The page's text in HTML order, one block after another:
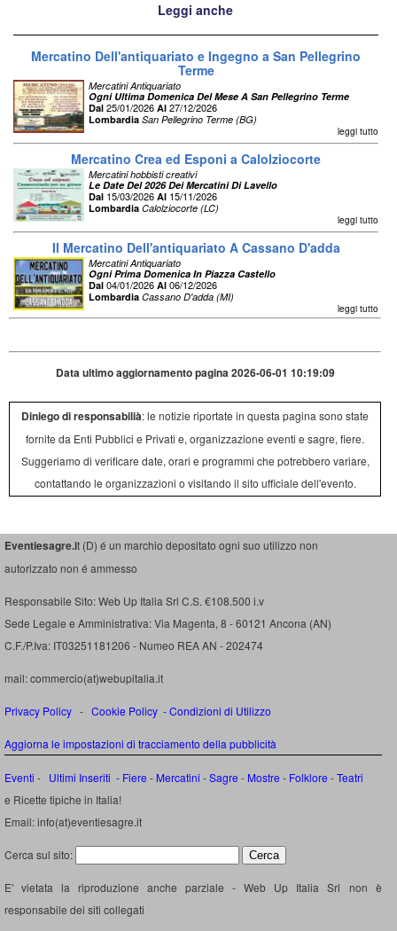
Leggi anche
Mercatino Dell'antiquariato e Ingegno a San Pellegrino
Terme
Mercatini Antiquariato
Ogni Ultima Domenica Del Mese A San Pellegrino Terme
Dal 25/01/2026 Al 27/12/2026
Lombardia San Pellegrino Terme (BG)
leggi tutto
Mercatino Crea ed Esponi a Calolziocorte
Mercatini hobbisti creativi
Le Date Del 2026 Dei Mercatini Di Lavello
Dal 15/03/2026 Al 15/11/2026
Lombardia Calolziocorte (LC)
leggi tutto
Il Mercatino Dell'antiquariato A Cassano D'adda
Mercatini Antiquariato
Ogni Prima Domenica In Piazza Castello
Dal 04/01/2026 Al 06/12/2026
Lombardia Cassano D'adda (MI)
leggi tutto
Data ultimo aggiornamento pagina 2026-06-01 10:19:09
Diniego di responsabilià: le notizie riportate in questa pagina sono state
fornite da Enti Pubblici e Privati e, organizzazione eventi e sagre, fiere.
Suggeriamo di verificare date, orari e programmi che potrebbero variare,
contattando le organizzazioni o visitando il sito ufficiale dell'evento.
Eventiesagre.it (D) é un marchio depositato ogni suo utilizzo non
autorizzato non é ammesso
Responsabile Sito: Web Up Italia Srl C.S. €108.500 i.v
Sede Legale e Amministrativa: Via Magenta, 8 - 60121 Ancona (AN)
C.F./P.Iva: IT03251181206 - Numeo REA AN - 202474
mail: commercio(at)webupitalia.it
Privacy Policy - Cookie Policy -Condizioni di Utilizzo
Aggiorna le impostazioni di tracciamento della pubblicità
Eventi - Ultimi Inseriti - Fiere - Mercatini -Sagre - Mostre - Folklore -Teatri
e Ricette tipiche in Italia!
Email: info(at)eventiesagre.it
Cerca sul sito:
E' vietata la riproduzione anche parziale - Web Up Italia Srl non è
responsabile dei siti collegati